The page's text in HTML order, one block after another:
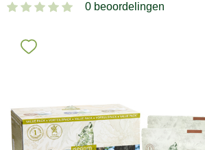
0 beoordelingen